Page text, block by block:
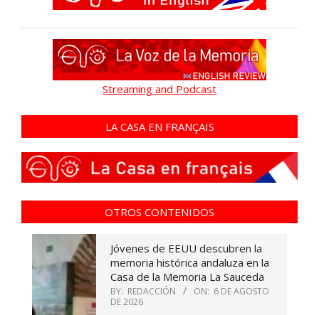
Streaming and Podcast
LA CASA EN FRANÇAIS
OTROS CONTENIDOS
Jóvenes de EEUU descubren la
memoria histórica andaluza en la
Casa de la Memoria La Sauceda
BY: REDACCIÓN ON: 6 DE AGOSTO
DE 2026